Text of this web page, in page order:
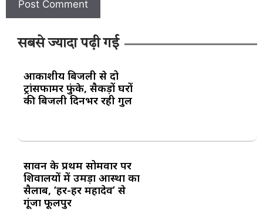
सबसे ज्यादा पढ़ी गई
आकाशीय बिजली से दो
ट्रांसफार्मर फुंके, सैकड़ों घरों
की बिजली दिनभर रही गुल
सावन के प्रथम सोमवार पर
शिवालयों में उमड़ा आस्था का
सैलाब, ‘हर-हर महादेव’ से
गूंजा फूलपुर